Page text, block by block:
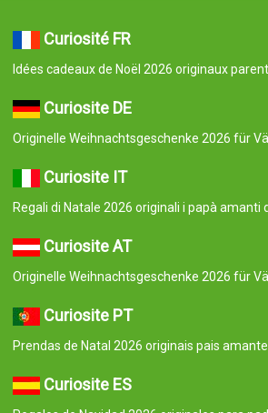
Curiosité FR
Idées cadeaux de Noël 2026 originaux
Curiosite DE
Originelle Weihnachtsgeschenke 2026 für
Curiosite IT
Regali di Natale 2026 originali i papà amanti
Curiosite AT
Originelle Weihnachtsgeschenke 2026 für
Curiosite PT
Prendas de Natal 2026 originais pais
Curiosite ES